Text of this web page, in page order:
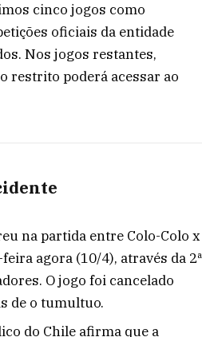
cinco jogos como
oficiais da entidade
Nos jogos restantes,
restrito poderá acessar ao
na partida entre Colo-Colo x
agora (10/4), através da 2ª
O jogo foi cancelado
de o tumultuo.
do Chile afirma que a